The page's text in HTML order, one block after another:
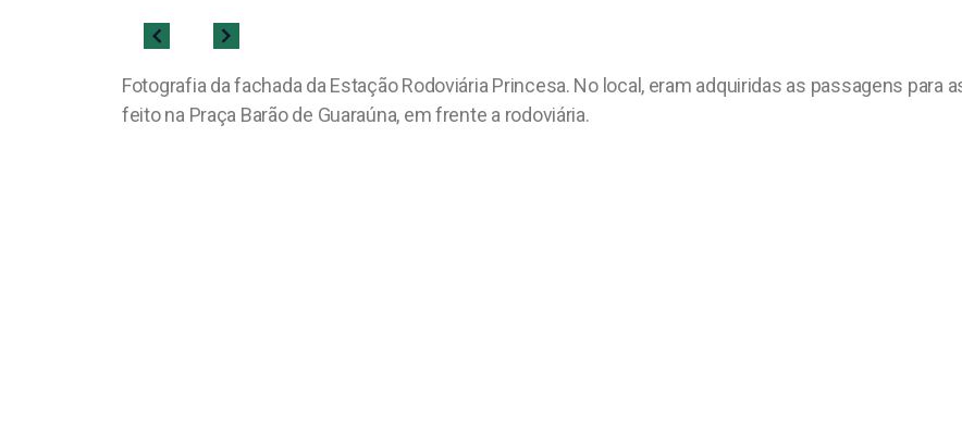
Fotografia da fachada da Estação Rodoviária Princesa. No local, eram adquiridas as passagens para
feito na Praça Barão de Guaraúna, em frente a rodoviária.